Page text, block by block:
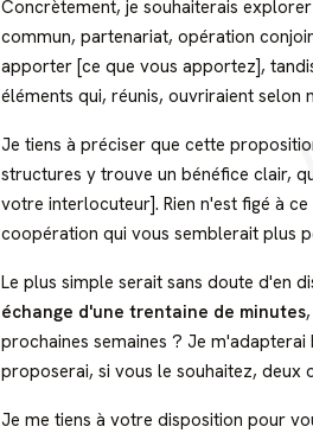
Concrètement, je souhaiterais
commun, partenariat, opération
apporter [ce que vous apportez],
éléments qui, réunis, ouvriraient selon
Je tiens à préciser que cette
structures y trouve un bénéfice clair,
votre interlocuteur]. Rien n'est figé à
coopération qui vous semblerait plus
Le plus simple serait sans doute d'en
échange d'une trentaine de minutes
prochaines semaines ? Je
proposerai, si vous le souhaitez, deux
Je me tiens à votre disposition pour